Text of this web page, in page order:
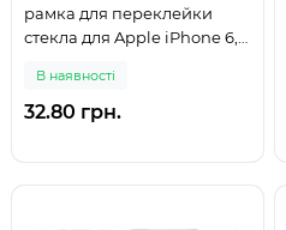
рамка для переклейки
стекла для Apple iPhone 6,
В наявності
32.80 грн.